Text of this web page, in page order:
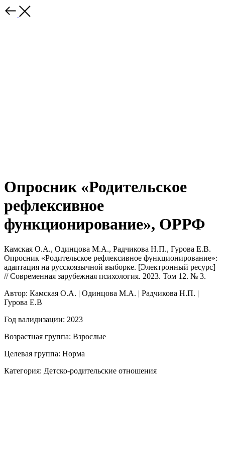
Опросник «Родительское
рефлексивное
функционирование», ОРРФ
Камская О.А., Одинцова М.А., Радчикова Н.П., Гурова Е.В.
Опросник «Родительское рефлексивное функционирование»:
адаптация на русскоязычной выборке. [Электронный ресурс]
// Современная зарубежная психология. 2023. Том 12. № 3.
Автор: Камская О.А. | Одинцова М.А. | Радчикова Н.П. |
Гурова Е.В
Год валидизации: 2023
Возрастная группа: Взрослые
Целевая группа: Норма
Категория: Детско-родительские отношения